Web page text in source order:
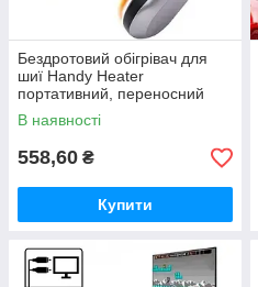
Бездротовий обігрівач для
шиї Handy Heater
портативний, переносний
обігрівач для шиї
В наявності
558,60 ₴
Купити